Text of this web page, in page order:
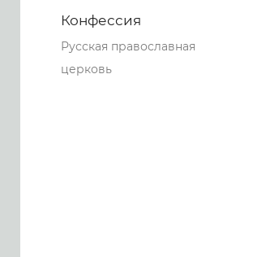
Конфессия
Русская православная
церковь